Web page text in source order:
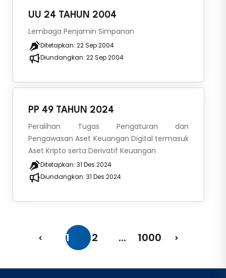
UU 24 TAHUN 2004
Lembaga Penjamin Simpanan
Ditetapkan: 22 Sep 2004
Diundangkan: 22 Sep 2004
PP 49 TAHUN 2024
Peralihan Tugas Pengaturan dan
Pengawasan Aset Keuangan Digital termasuk
Aset Kripto serta Derivatif Keuangan
Ditetapkan: 31 Des 2024
Diundangkan: 31 Des 2024
1 2 ... 1000